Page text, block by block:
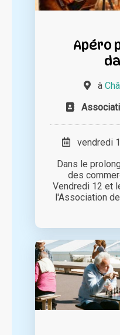
Apéro
à
vendredi
Dans le
des
Vendredi 12 et
l'Association